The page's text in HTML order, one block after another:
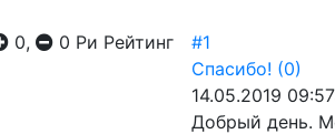
0, 0 Ри Рейтинг
#1
Спасибо! (0)
14.05.2019
Добрый день.